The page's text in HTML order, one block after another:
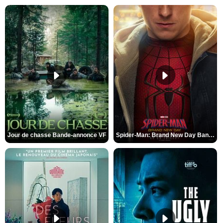
Jour de chasse Bande-annonce VF Spider-Man: Brand New Day Bande-annonce (3) VO STFR